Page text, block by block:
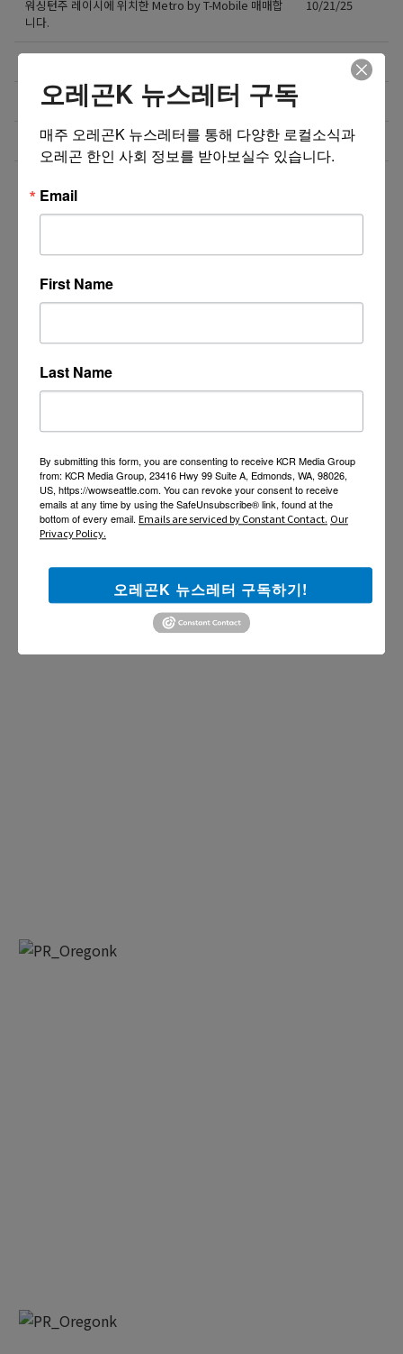
워싱턴주 레이시에 위치한 Metro by T-Mobile 매매합
니다.
10/21/25
10/10/25
테리야끼 식당 매매
식당매매 10/03/25
오레곤K 뉴스레터 구독
매주 오레곤K 뉴스레터를 통해 다양한 로컬소식과
오레곤 한인 사회 정보를 받아보실수 있습니다.
Email
First Name
Last Name
By submitting this form, you are consenting to receive KCR Media Group
from: KCR Media Group, 23416 Hwy 99 Suite A, Edmonds, WA, 98026,
US, https://wowseattle.com. You can revoke your consent to receive
emails at any time by using the SafeUnsubscribe® link, found at the
bottom of every email. Emails are serviced by Constant Contact. Our
Privacy Policy.
오레곤K 뉴스레터 구독하기!